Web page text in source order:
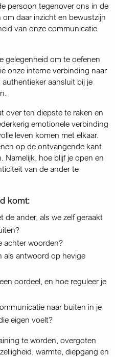
persoon tegenover ons in de
daar inzicht en bewustzijn
van onze communicatie
gelegenheid om te oefenen
onze interne verbinding naar
aansluit bij je
over ten diepste te raken en
emotionele verbinding
leven komen met elkaar.
op de ontvangende kant
Namelijk, hoe blijf je open en
van de ander te
komt:
de ander, als we zelf geraakt
achter woorden?
als antwoord op hevige
oordeel, en hoe reguleer je
naar buiten in je
eigen voelt?
te worden, overgoten
warmte, diepgang en